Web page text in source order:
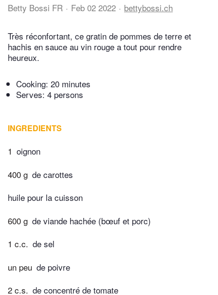
Betty Bossi FR Feb 02 2022 bettybossi.ch
Très réconfortant, ce gratin de pommes de terre et
hachis en sauce au vin rouge a tout pour rendre
heureux.
Cooking: 20 minutes
Serves: 4 persons
INGREDIENTS
1 oignon
400 g de carottes
huile pour la cuisson
600 g de viande hachée (bœuf et porc)
1 c.c. de sel
un peu de poivre
2 c.s. de concentré de tomate